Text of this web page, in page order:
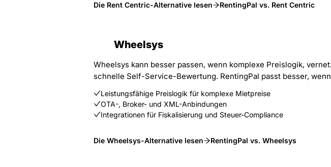
Die Rent Centric-Alternative lesen RentingPal vs. Rent Centric
Wheelsys
Wheelsys kann besser passen, wenn komplexe Preislogik,
schnelle Self-Service-Bewertung. RentingPal passt besser,
Leistungsfähige Preislogik für komplexe Mietpreise
OTA-, Broker- und XML-Anbindungen
Integrationen für Fiskalisierung und Steuer-Compliance
Die Wheelsys-Alternative lesen RentingPal vs. Wheelsys